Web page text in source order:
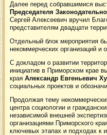
Далее перед собравшимися
Председателя
Сергей Алексеевич вручил
представителям двадцати
Отдельный блок мероприятия
некоммерческих организаций
С докладом о развитии
инициатив в Приморском крае
края Александр Евгеньевич
социальных проектов и
Продолжая тему
центра социологии и
независимой внешней
организациями Приморского
ключевых этапах и подходах к